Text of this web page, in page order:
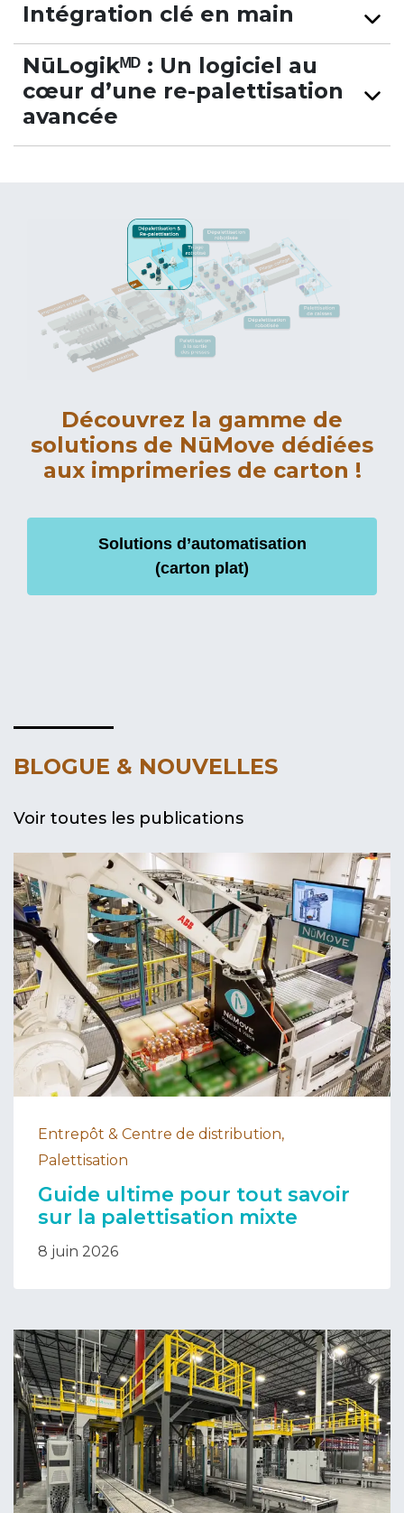
Intégration clé en main
NūLogikᴹᴰ : Un logiciel au
cœur d’une re-palettisation
avancée
Découvrez la gamme de
solutions de NūMove dédiées
aux imprimeries de carton !
Solutions d’automatisation
(carton plat)
BLOGUE & NOUVELLES
Voir toutes les publications
Entrepôt & Centre de distribution,
Palettisation
Guide ultime pour tout savoir
sur la palettisation mixte
8 juin 2026